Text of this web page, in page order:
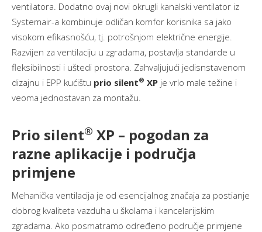
ventilatora. Dodatno ovaj novi okrugli kanalski ventilator iz
Systemair-a kombinuje odličan komfor korisnika sa jako
visokom efikasnošću, tj. potrošnjom električne energije.
Razvijen za ventilaciju u zgradama, postavlja standarde u
fleksibilnosti i uštedi prostora. Zahvaljujući jedisnstavenom
dizajnu i EPP kućištu prio silent® XP je vrlo male težine i
veoma jednostavan za montažu.
Prio silent® XP – pogodan za
razne aplikacije i područja
primjene
Mehanička ventilacija je od esencijalnog značaja za postianje
dobrog kvaliteta vazduha u školama i kancelarijskim
zgradama. Ako posmatramo određeno područje primjene